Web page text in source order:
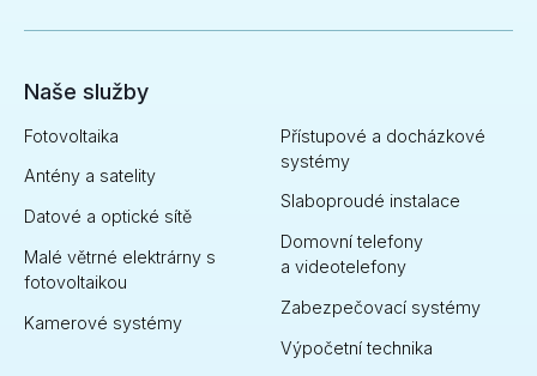
Naše služby
Fotovoltaika
Antény a satelity
Datové a optické sítě
Malé větrné elektrárny s
fotovoltaikou
Kamerové systémy
Přístupové a docházkové
systémy
Slaboproudé instalace
Domovní telefony
a videotelefony
Zabezpečovací systémy
Výpočetní technika